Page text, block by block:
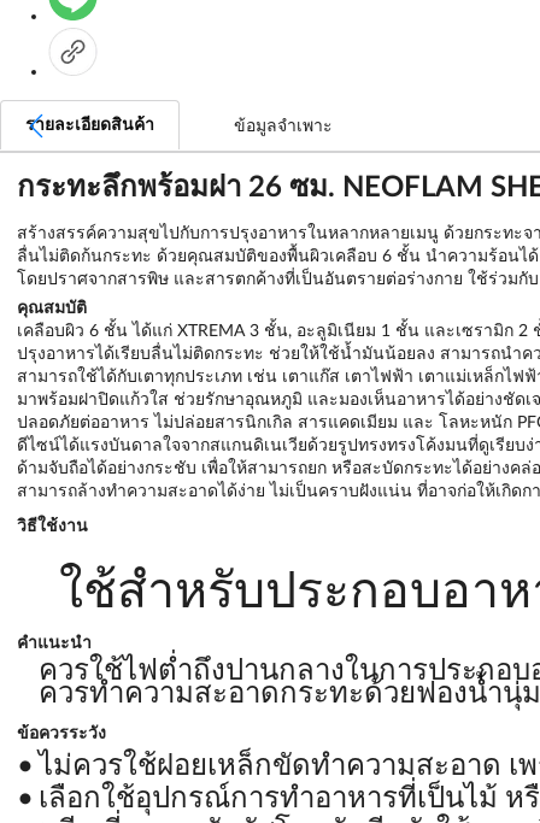
รายละเอียดสินค้า ข้อมูลจำเพาะ
กระทะลึกพร้อมฝา 26 ซม. NEOFLAM
สร้างสรรค์ความสุขไปกับการปรุงอาหารในหลากหลายเมนู ด้วยกระทะ
ลื่นไม่ติดก้นกระทะ ด้วยคุณสมบัติของพื้นผิวเคลือบ 6 ชั้น นำความร้อนไ
โดยปราศจากสารพิษ และสารตกค้างที่เป็นอันตรายต่อร่างกาย ใช้ร่วมกั
คุณสมบัติ
เคลือบผิว 6 ชั้น ได้แก่ XTREMA 3 ชั้น, อะลูมิเนียม 1 ชั้น และเซรามิก
ปรุงอาหารได้เรียบลื่นไม่ติดกระทะ ช่วยให้ใช้น้ำมันน้อยลง สามารถนำ
สามารถใช้ได้กับเตาทุกประเภท เช่น เตาแก๊ส เตาไฟฟ้า เตาแม่เหล็กไฟฟ้
มาพร้อมฝาปิดแก้วใส ช่วยรักษาอุณหภูมิ และมองเห็นอาหารได้อย่างชัดเ
ปลอดภัยต่ออาหาร ไม่ปล่อยสารนิกเกิล สารแคดเมียม และ โลหะหนัก
ดีไซน์ได้แรงบันดาลใจจากสแกนดิเนเวียด้วยรูปทรงทรงโค้งมนที่ดูเรียบง่
ด้ามจับถือได้อย่างกระชับ เพื่อให้สามารถยก หรือสะบัดกระทะได้อย่างคล่
สามารถล้างทำความสะอาดได้ง่าย ไม่เป็นคราบฝังแน่น ที่อาจก่อให้เกิด
วิธีใช้งาน
ใช้สำหรับประกอบอาห
คำแนะนำ
ควรใช้ไฟต่ำถึงปานกลางในการประกอ
ควรทำความสะอาดกระทะด้วยฟองน้ำนุ่
ข้อควรระวัง
ไม่ควรใช้ฝอยเหล็กขัดทำความสะอาด เ
เลือกใช้อุปกรณ์การทำอาหารที่เป็นไม้